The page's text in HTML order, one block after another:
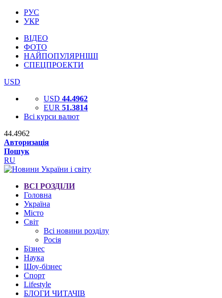
РУС
УКР
ВІДЕО
ФОТО
НАЙПОПУЛЯРНІШІ
СПЕЦПРОЕКТИ
USD
USD 44.4962
EUR 51.3814
Всі курси валют
44.4962
Авторизація
Пошук
RU
ВСІ РОЗДІЛИ
Головна
Україна
Місто
Світ
Всі новини розділу
Росія
Бізнес
Наука
Шоу-бізнес
Спорт
Lifestyle
БЛОГИ ЧИТАЧІВ